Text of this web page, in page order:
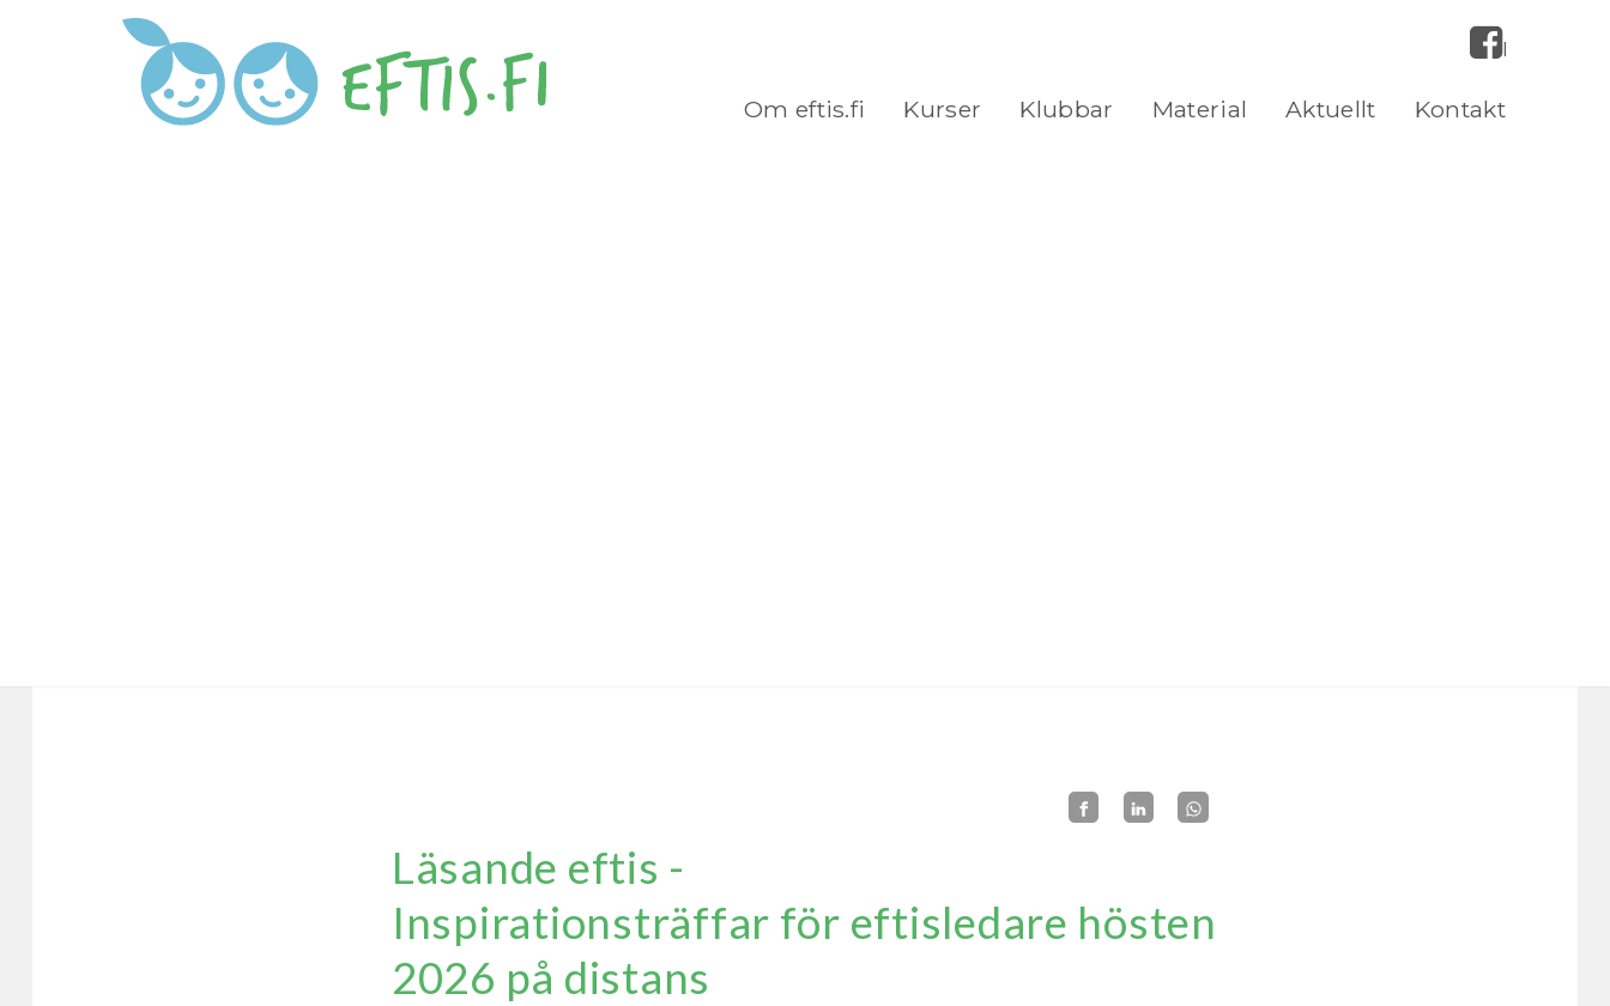
Facebook
Om eftis.fi Kurser Klubbar Material Aktuellt Kontakt
Läsande eftis -
Inspirationsträffar för eftisledare hösten
2026 på distans